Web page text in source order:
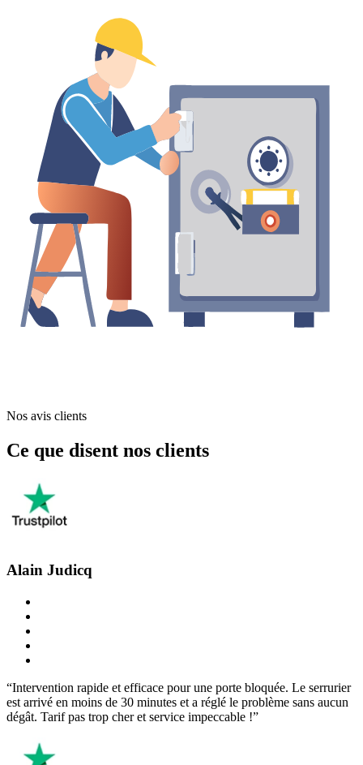
Nos avis clients
Ce que disent nos clients
Alain Judicq
“Intervention rapide et efficace pour une porte bloquée. Le serrurier
est arrivé en moins de 30 minutes et a réglé le problème sans aucun
dégât. Tarif pas trop cher et service impeccable !”